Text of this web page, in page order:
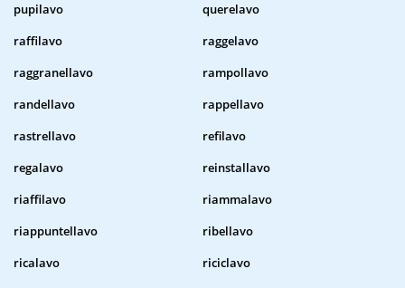
pupilavo
querelavo
raffilavo
raggelavo
raggranellavo
rampollavo
randellavo
rappellavo
rastrellavo
refilavo
regalavo
reinstallavo
riaffilavo
riammalavo
riappuntellavo
ribellavo
ricalavo
riciclavo